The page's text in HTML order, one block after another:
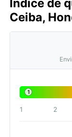
Indice de
Ceiba,
1
1 2